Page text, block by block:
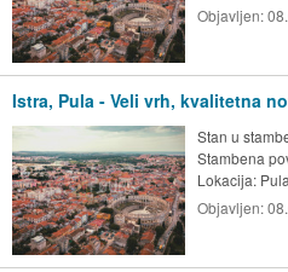
Objavljen:
Istra, Pula - Veli vrh, kvalitetna
Stan u
Stambena
Lokacija:
Objavljen: